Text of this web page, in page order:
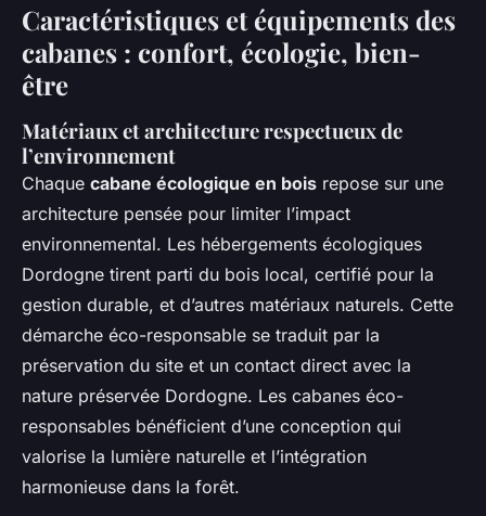
Caractéristiques et équipements des
cabanes : confort, écologie, bien-
être
Matériaux et architecture respectueux de
l’environnement
Chaque cabane écologique en bois repose sur une
architecture pensée pour limiter l’impact
environnemental. Les hébergements écologiques
Dordogne tirent parti du bois local, certifié pour la
gestion durable, et d’autres matériaux naturels. Cette
démarche éco-responsable se traduit par la
préservation du site et un contact direct avec la
nature préservée Dordogne. Les cabanes éco-
responsables bénéficient d’une conception qui
valorise la lumière naturelle et l’intégration
harmonieuse dans la forêt.